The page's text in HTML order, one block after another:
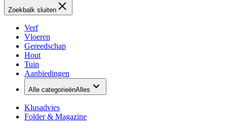
Zoekbalk sluiten
Verf
Vloeren
Gereedschap
Hout
Tuin
Aanbiedingen
Alle categorieënAlles
Klusadvies
Folder & Magazine